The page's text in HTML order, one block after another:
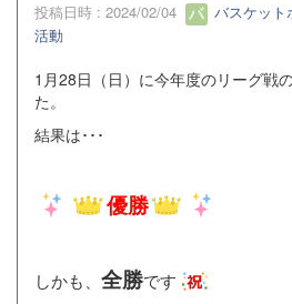
投稿日時 : 2024/02/04 バスケット
活動
1月28日（日）に今年度のリーグ戦
た。
結果は･･･
優勝
しかも、 全勝です